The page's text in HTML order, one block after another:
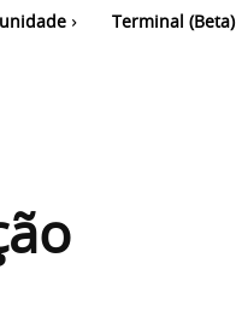
Terminal (Beta)